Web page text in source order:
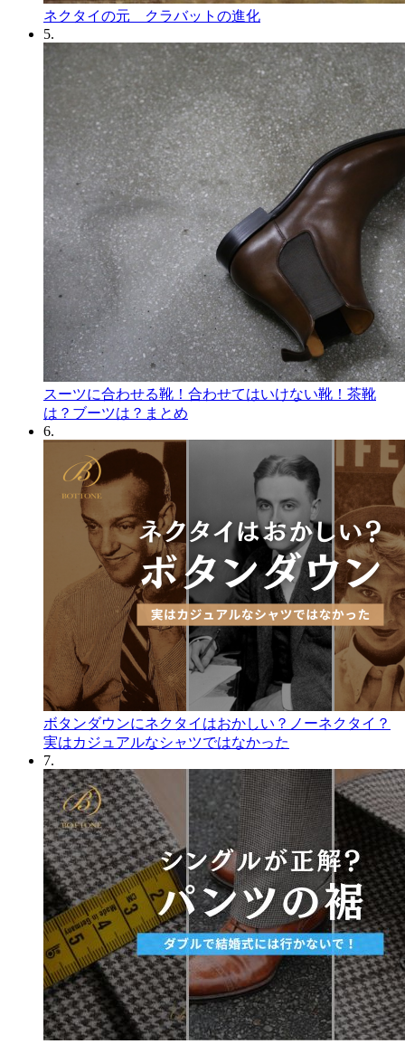
ネクタイの元 クラバットの進化
5.
スーツに合わせる靴！合わせてはいけない靴！茶靴
は？ブーツは？まとめ
6.
ボタンダウンにネクタイはおかしい？ノーネクタイ？
実はカジュアルなシャツではなかった
7.